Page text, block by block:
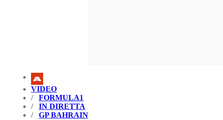
VIDEO
FORMULA1
IN DIRETTA
GP BAHRAIN